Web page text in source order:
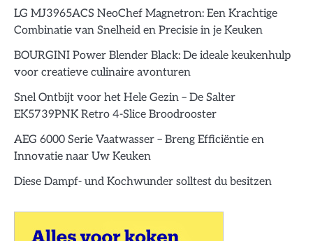
LG MJ3965ACS NeoChef Magnetron: Een Krachtige
Combinatie van Snelheid en Precisie in je Keuken
BOURGINI Power Blender Black: De ideale keukenhulp
voor creatieve culinaire avonturen
Snel Ontbijt voor het Hele Gezin – De Salter
EK5739PNK Retro 4-Slice Broodrooster
AEG 6000 Serie Vaatwasser – Breng Efficiëntie en
Innovatie naar Uw Keuken
Diese Dampf- und Kochwunder solltest du besitzen